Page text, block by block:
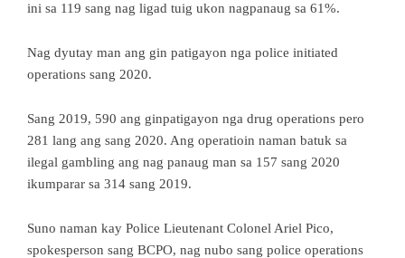
ini sa 119 sang nag ligad tuig ukon nagpanaug sa 61%.
Nag dyutay man ang gin patigayon nga police initiated
operations sang 2020.
Sang 2019, 590 ang ginpatigayon nga drug operations pero
281 lang ang sang 2020. Ang operatioin naman batuk sa
ilegal gambling ang nag panaug man sa 157 sang 2020
ikumparar sa 314 sang 2019.
Suno naman kay Police Lieutenant Colonel Ariel Pico,
spokesperson sang BCPO, nag nubo sang police operations